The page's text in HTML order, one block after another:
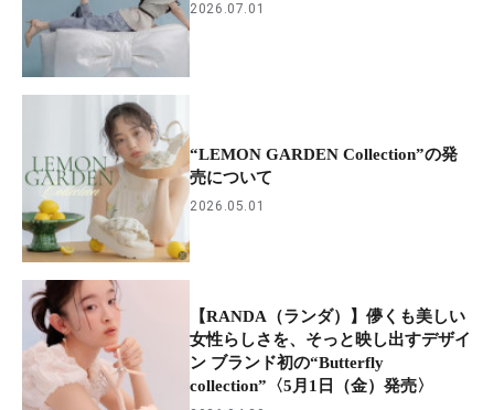
2026.07.01
“LEMON GARDEN Collection”の発
売について
2026.05.01
【RANDA（ランダ）】儚くも美しい
女性らしさを、そっと映し出すデザイ
ン ブランド初の“Butterfly
collection”〈5月1日（金）発売〉